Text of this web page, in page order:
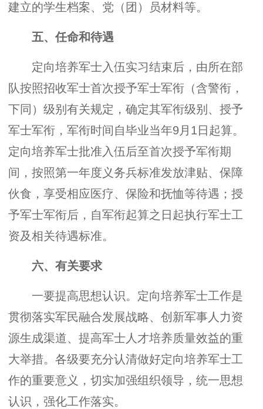
建立的学生档案、党（团）员材料等。
五、任命和待遇
定向培养军士入伍实习结束后，由所在部
队按照招收军士首次授予军士军衔（含警衔，
下同）级别有关规定，确定其军衔级别、授予
军士军衔，军衔时间自毕业当年9月1日起算。
定向培养军士批准入伍后至首次授予军衔期
间，按照第一年度义务兵标准发放津贴、保障
伙食，享受相应医疗、保险和抚恤等待遇；授
予军士军衔后，自军衔起算之日起执行军士工
资及相关待遇标准。
六、有关要求
一要提高思想认识。定向培养军士工作是
贯彻落实军民融合发展战略、创新军事人力资
源生成渠道、提高军士人才培养质量效益的重
大举措。各级要充分认清做好定向培养军士工
作的重要意义，切实加强组织领导，统一思想
认识，强化工作落实。